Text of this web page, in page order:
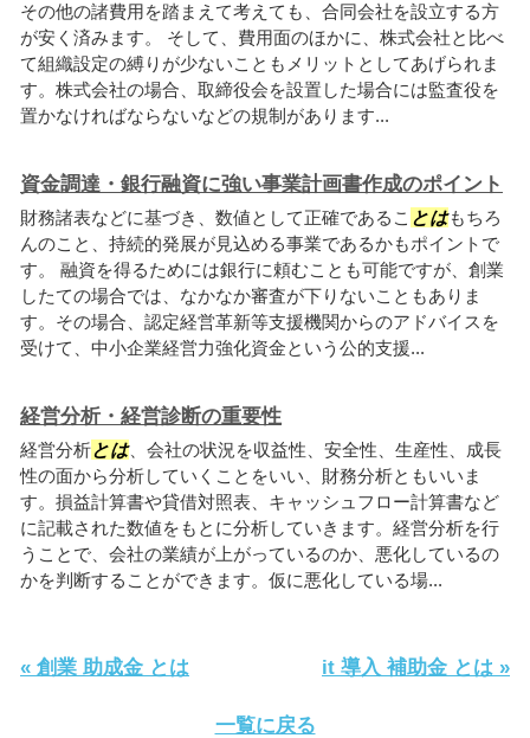
その他の諸費用を踏まえて考えても、合同会社を設立する方
が安く済みます。 そして、費用面のほかに、株式会社と比べ
て組織設定の縛りが少ないこともメリットとしてあげられま
す。株式会社の場合、取締役会を設置した場合には監査役を
置かなければならないなどの規制があります...
資金調達・銀行融資に強い事業計画書作成のポイント
財務諸表などに基づき、数値として正確であるこ とはもちろ
んのこと、持続的発展が見込める事業であるかもポイントで
す。 融資を得るためには銀行に頼むことも可能ですが、創業
したての場合では、なかなか審査が下りないこともありま
す。その場合、認定経営革新等支援機関からのアドバイスを
受けて、中小企業経営力強化資金という公的支援...
経営分析・経営診断の重要性
経営分析とは、会社の状況を収益性、安全性、生産性、成長
性の面から分析していくことをいい、財務分析ともいいま
す。損益計算書や貸借対照表、キャッシュフロー計算書など
に記載された数値をもとに分析していきます。経営分析を行
うことで、会社の業績が上がっているのか、悪化しているの
かを判断することができます。仮に悪化している場...
« 創業 助成金 とは it 導入 補助金 とは »
一覧に戻る